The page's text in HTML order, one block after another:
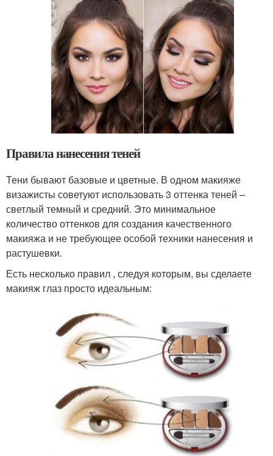
Правила нанесения теней
Тени бывают базовые и цветные. В одном макияже
визажисты советуют использовать 3 оттенка теней –
светлый темный и средний. Это минимальное
количество оттенков для создания качественного
макияжа и не требующее особой техники нанесения и
растушевки.
Есть несколько правил , следуя которым, вы сделаете
макияж глаз просто идеальным: